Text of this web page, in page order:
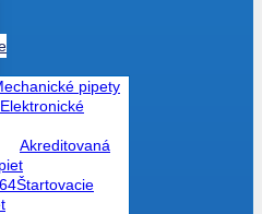
pipety
Elektronické
Akreditovaná
Štartovacie